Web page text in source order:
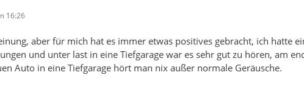
16:26
aber für mich hat es immer etwas positives gebracht, ich hatte
und unter last in eine Tiefgarage war es sehr gut zu hören, am
Auto in eine Tiefgarage hört man nix außer normale Geräusche.